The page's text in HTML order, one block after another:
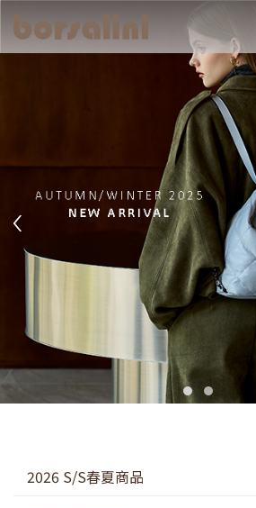
2026 S/S春夏商品